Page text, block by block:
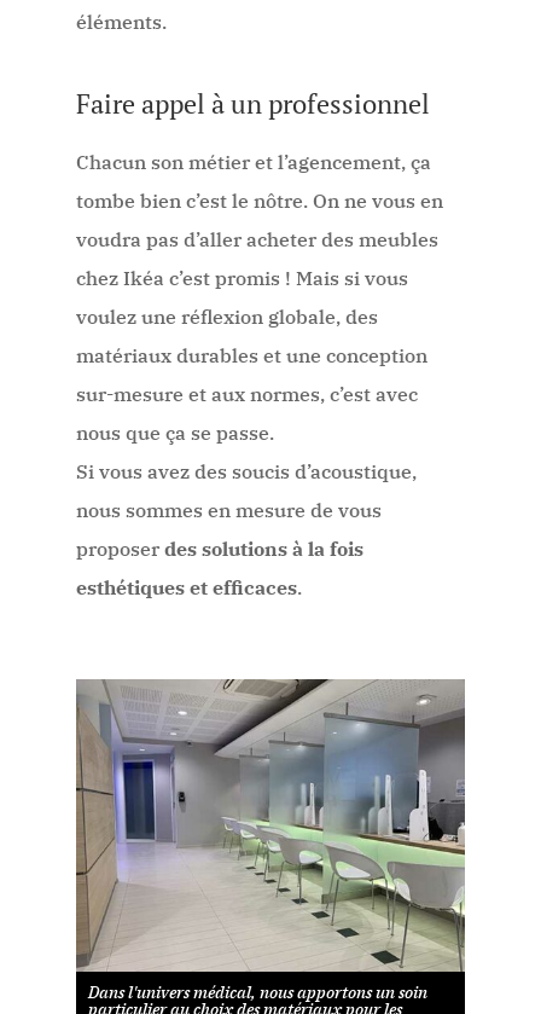
éléments.
Faire appel à un professionnel
Chacun son métier et l’agencement, ça
tombe bien c’est le nôtre. On ne vous en
voudra pas d’aller acheter des meubles
chez Ikéa c’est promis ! Mais si vous
voulez une réflexion globale, des
matériaux durables et une conception
sur-mesure et aux normes, c’est avec
nous que ça se passe.
Si vous avez des soucis d’acoustique,
nous sommes en mesure de vous
proposer des solutions à la fois
esthétiques et efficaces.
Dans l'univers médical, nous apportons un soin
particulier au choix des matériaux pour les